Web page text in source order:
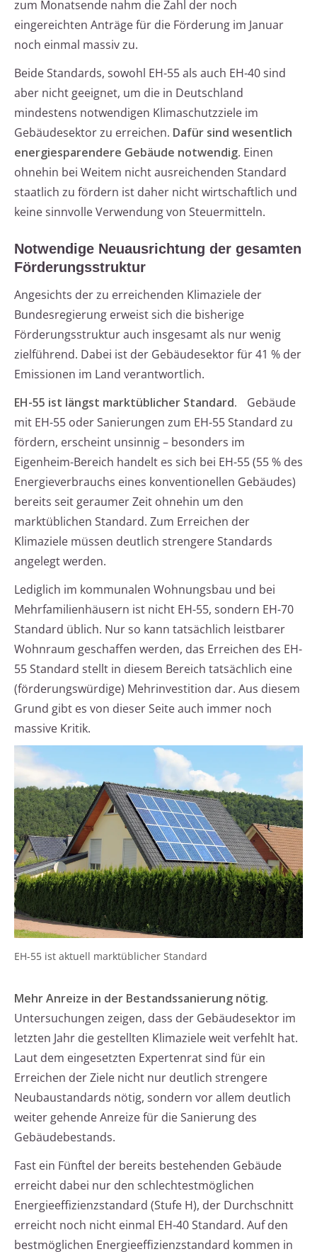
zum Monatsende nahm die Zahl der noch
eingereichten Anträge für die Förderung im Januar
noch einmal massiv zu.
Beide Standards, sowohl EH-55 als auch EH-40 sind
aber nicht geeignet, um die in Deutschland
mindestens notwendigen Klimaschutzziele im
Gebäudesektor zu erreichen. Dafür sind wesentlich
energiesparendere Gebäude notwendig. Einen
ohnehin bei Weitem nicht ausreichenden Standard
staatlich zu fördern ist daher nicht wirtschaftlich und
keine sinnvolle Verwendung von Steuermitteln.
Notwendige Neuausrichtung der gesamten
Förderungsstruktur
Angesichts der zu erreichenden Klimaziele der
Bundesregierung erweist sich die bisherige
Förderungsstruktur auch insgesamt als nur wenig
zielführend. Dabei ist der Gebäudesektor für 41 % der
Emissionen im Land verantwortlich.
EH-55 ist längst marktüblicher Standard.
Gebäude
mit EH-55 oder Sanierungen zum EH-55 Standard zu
fördern, erscheint unsinnig – besonders im
Eigenheim-Bereich handelt es sich bei EH-55 (55 % des
Energieverbrauchs eines konventionellen Gebäudes)
bereits seit geraumer Zeit ohnehin um den
marktüblichen Standard. Zum Erreichen der
Klimaziele müssen deutlich strengere Standards
angelegt werden.
Lediglich im kommunalen Wohnungsbau und bei
Mehrfamilienhäusern ist nicht EH-55, sondern EH-70
Standard üblich. Nur so kann tatsächlich leistbarer
Wohnraum geschaffen werden, das Erreichen des EH-
55 Standard stellt in diesem Bereich tatsächlich eine
(förderungswürdige) Mehrinvestition dar. Aus diesem
Grund gibt es von dieser Seite auch immer noch
massive Kritik.
EH-55 ist aktuell marktüblicher Standard
Mehr Anreize in der Bestandssanierung nötig.
Untersuchungen zeigen, dass der Gebäudesektor im
letzten Jahr die gestellten Klimaziele weit verfehlt hat.
Laut dem eingesetzten Expertenrat sind für ein
Erreichen der Ziele nicht nur deutlich strengere
Neubaustandards nötig, sondern vor allem deutlich
weiter gehende Anreize für die Sanierung des
Gebäudebestands.
Fast ein Fünftel der bereits bestehenden Gebäude
erreicht dabei nur den schlechtestmöglichen
Energieeffizienzstandard (Stufe H), der Durchschnitt
erreicht noch nicht einmal EH-40 Standard. Auf den
bestmöglichen Energieeffizienzstandard kommen in